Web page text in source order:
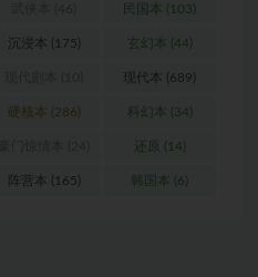
民国本 (103)
沉浸本 (175) 玄幻本 (44)
现代本 (689)
硬核本 (286) 科幻本 (34)
还原 (14)
阵营本 (165) 韩国本 (6)